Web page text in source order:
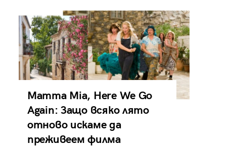
Mamma Mia, Here We Go
Again: Защо всяко лято
отново искаме да
преживеем филма